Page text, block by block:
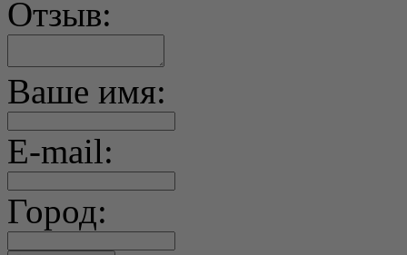
Отзыв:
Ваше имя:
E-mail:
Город: